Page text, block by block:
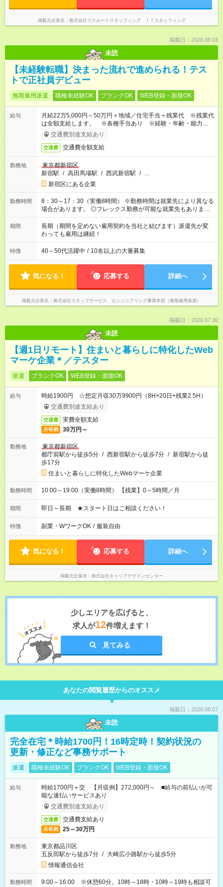
掲載元企業名 株式会社リクルートスタッフィング ＩＴスタッフィング
掲載日：2026.08.03
未読
【未経験転職】決まった流れで進められる！テス
トで正社員デビュー
無期雇用派遣 職種未経験OK ブランクOK WEB登録・面接OK
給与
月給22万5,000円～50万円＋地域／住宅手当＋残業代 ※残業代
は全額支給します。 ※各種手当あり ※経験・年齢・能力等を
考慮して加給・優遇します。
交通費別途支給あり
交通費 交通費全額支給
勤務地
東京都新宿区
新宿駅 / 高田馬場駅 / 西武新宿駅 / …
新宿区にある企業
勤務時間
8：30～17：30（実働8時間） ※勤務時間は就業先により異なる
場合があります。 ◎フレックス勤務が可能な就業先もありま
す。 ◎今よりもさらに働きやすい環境をつくるべく、 働き方
改革に全社をあげて取り組んでいます。
期間
長期（期間を定めない雇用契約を当社と結びます）派遣先が変
わっても雇用は継続！
特徴 40～50代活躍中 / 10名以上の大量募集
気になる！ 応募する 詳細へ
掲載元企業名 株式会社スタッフサービス エンジニアリング事業本部（無期雇用派遣）
掲載日：2026.07.30
未読
【週1日リモート】住まいと暮らしに特化したWeb
マーケ企業＊／テスター
派遣 ブランクOK WEB登録・面接OK
給与
時給1900円 ☆想定月収30万9900円（8H×20日+残業2.5H）
交通費別途支給あり
交通費 実費全額支給
月収例 30万円～
勤務地
東京都新宿区
都庁前駅から徒歩5分 / 西新宿駅から徒歩7分 / 新宿駅から徒
歩17分
住まいと暮らしに特化したWebマーケ企業
勤務時間 10:00～19:00（実働8時間） 【残業】0～5時間／月
期間 即日～長期 ★スタート日はご相談ください！
特徴 副業・WワークOK / 服装自由
気になる！ 応募する 詳細へ
掲載元企業名 株式会社キャリアデザインセンター
少しエリアを広げると、
求人が12件増えます！
見てみる
あなたの閲覧履歴からのオススメ
掲載日：2026.08.07
未読
完全在宅＊時給1700円！16時定時！契約状況の
更新・修正など事務サポート
派遣 職種未経験OK ブランクOK WEB登録・面接OK
給与
時給1700円＋交 【月収例】272,000円～ ■給与の前払いが可
能な速払いサービスあり
交通費別途支給あり
交通費 交通費支給あり
月収例 25～30万円
勤務地
東京都品川区
五反田駅から徒歩7分 / 大崎広小路駅から徒歩5分
情報通信会社
勤務時間
9:00～16:00 ※休憩60分。10時～18時・10時～19時も相談可